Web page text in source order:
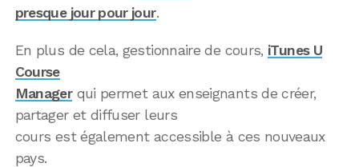
presque jour pour jour.
En plus de cela, gestionnaire de cours, iTunes U
Course
Managerqui permet aux enseignants de créer,
partager et diffuser leurs
cours est également accessible à ces nouveaux
pays.